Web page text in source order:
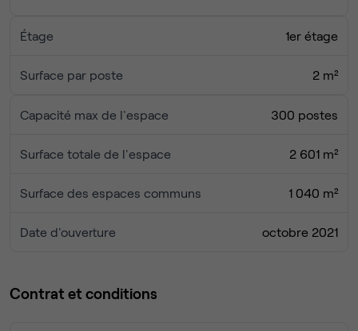
Services inclus :
- Mobilier ;
- Accès aux salles de réunion/phonebox ;
- Ménage ;
Étage 1er étage
Surface par poste 2 m²
Capacité max de l'espace 300 postes
Surface totale de l'espace 2 601 m²
Surface des espaces communs 1 040 m²
Date d'ouverture octobre 2021
Contrat et conditions